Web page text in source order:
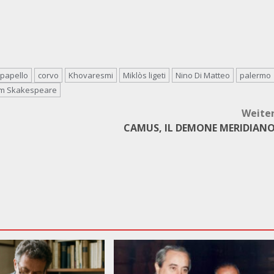
corvo Khovaresmi Miklòs ligeti Nino Di Matteo
palermo
Skakespeare
CAMUS, IL DEMONE